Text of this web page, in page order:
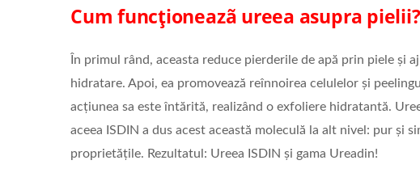
Cum funcționeazã ureea asupra
În primul rând, aceasta reduce pierderile de apă prin piele și
hidratare. Apoi, ea promovează reînnoirea celulelor și
acțiunea sa este întărită, realizând o exfoliere hidratantă.
aceea ISDIN a dus acest această moleculă la alt nivel: pur și
proprietățile. Rezultatul: Ureea ISDIN și gama Ureadin!